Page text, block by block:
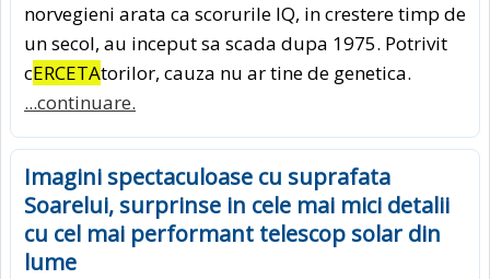
norvegieni arata ca scorurile IQ, in crestere timp de
un secol, au inceput sa scada dupa 1975. Potrivit
cERCETAtorilor, cauza nu ar tine de genetica.
...continuare.
Imagini spectaculoase cu suprafata
Soarelui, surprinse in cele mai mici detalii
cu cel mai performant telescop solar din
lume